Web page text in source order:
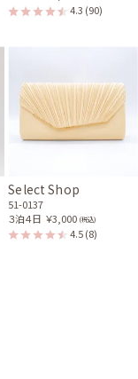
4.3 (90)
Select Shop
51-0137
３泊４日 ￥3,000 (税込)
4.5(8)